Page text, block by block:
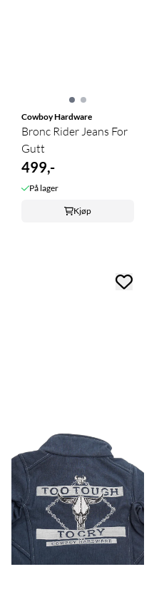
Cowboy Hardware
Bronc Rider Jeans For
Gutt
499,-
På lager
Kjøp